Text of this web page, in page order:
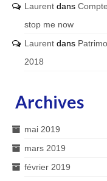
Laurent dans
stop me now
Laurent dans
2018
Archives
mai 2019
mars 2019
février 2019